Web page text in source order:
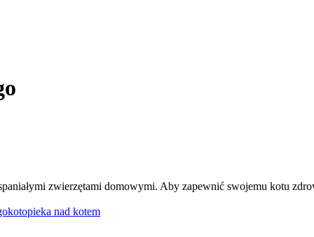
zwierzętami domowymi. Aby zapewnić swojemu kotu
kotopieka nad kotem